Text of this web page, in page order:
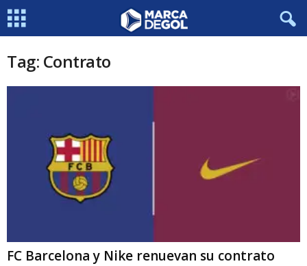
Tag: Contrato
FC Barcelona y Nike renuevan su contrato